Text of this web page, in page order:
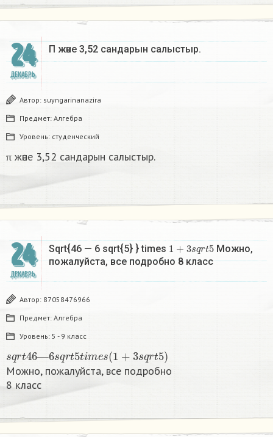
24
ДЕКАБРЬ
Π және 3,52 сандарын салыстыр. ​
Автор: suyngarinanazira
Предмет: Алгебра
Уровень: студенческий
π және 3,52 сандарын салыстыр.
24
ДЕКАБРЬ
Sqrt{46 — 6 sqrt{5} } times 1+3sqrt5 Можно,
пожалуйста, все подробно 8 класс​
Автор: 87058476966
Предмет: Алгебра
Уровень: 5 - 9 класс
t 46 6 t5t im 1+ q )
Можно, пожалуйста, все подробно
8 класс​